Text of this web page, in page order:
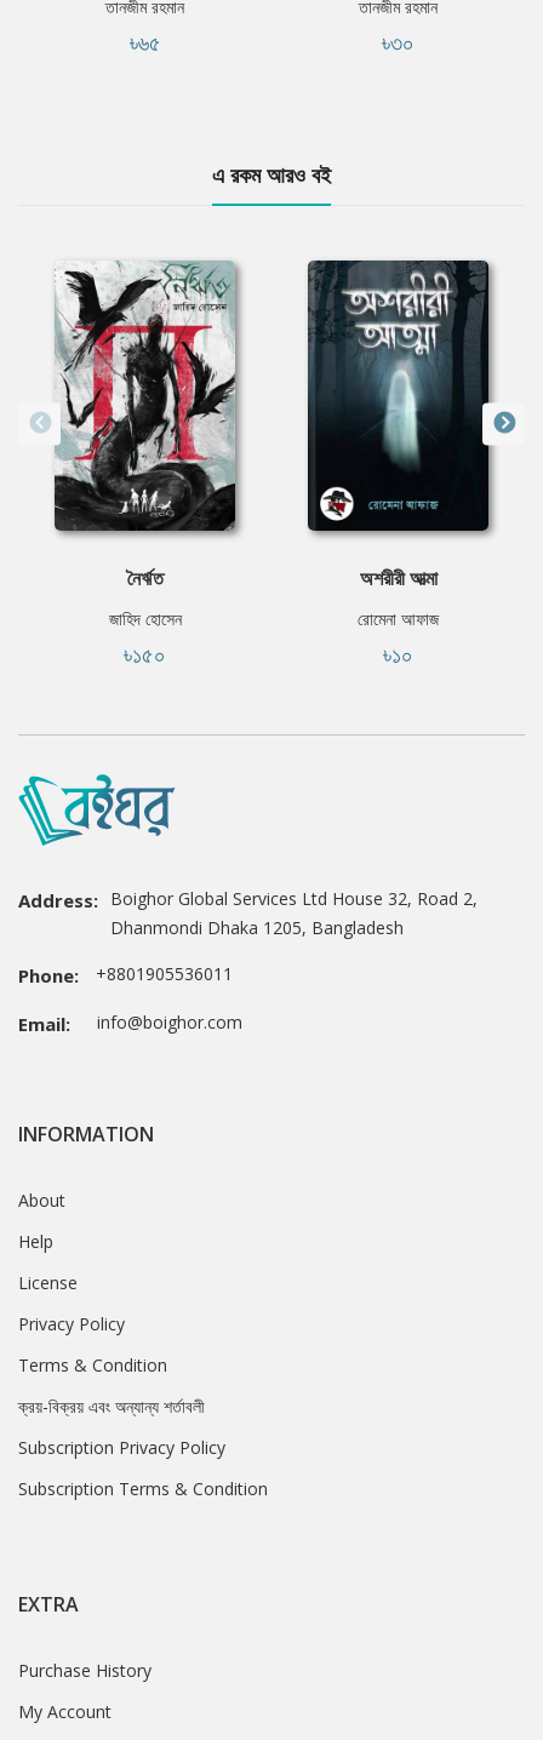
তানজীম রহমান
৳৬৫
তানজীম রহমান
৳৩০
এ রকম আরও বই
নৈর্ঋত
জাহিদ হোসেন
৳১৫০
অশরীরী আত্মা
রোমেনা আফাজ
৳১০
Address: Boighor Global Services Ltd House 32, Road 2,
Dhanmondi Dhaka 1205, Bangladesh
Phone: +8801905536011
Email: info@boighor.com
INFORMATION
About
Help
License
Privacy Policy
Terms & Condition
ক্রয়-বিক্রয় এবং অন্যান্য শর্তাবলী
Subscription Privacy Policy
Subscription Terms & Condition
EXTRA
Purchase History
My Account